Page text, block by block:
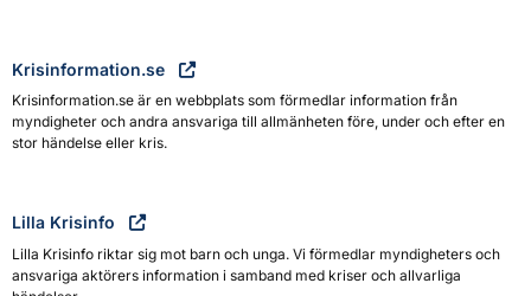
Krisinformation.se
Krisinformation.se är en webbplats som förmedlar information från
myndigheter och andra ansvariga till allmänheten före, under och efter en
stor händelse eller kris.
Lilla Krisinfo
Lilla Krisinfo riktar sig mot barn och unga. Vi förmedlar myndigheters och
ansvariga aktörers information i samband med kriser och allvarliga